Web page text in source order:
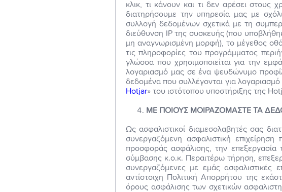
κλικ, τι κάνουν και τι δεν αρέσει στους
διατηρήσουμε την υπηρεσία μας με
συλλογή δεδομένων σχετικά με τη
διεύθυνση IP της συσκευής (που
μη αναγνωρισμένη μορφή), το μέγεθος
τις πληροφορίες του προγράμματος
γλώσσα που χρησιμοποιείται για την
λογαριασμό μας σε ένα ψευδώνυμο
δεδομένα που συλλέγονται για
Hotjar» του ιστότοπου υποστήριξης της
ΜΕ ΠΟΙΟΥΣ ΜΟΙΡΑΖΟΜΑΣΤΕ ΤΑ
Ως ασφαλιστικοί διαμεσολαβητές σας
συνεργαζόμενη ασφαλιστική
προσφοράς ασφάλισης, την επεξεργασία
σύμβασης κ.ο.κ. Περαιτέρω τήρηση,
συνεργαζόμενες με εμάς ασφαλιστικές
αντίστοιχη Πολιτική Απορρήτου της
όρους ασφάλισης των σχετικών